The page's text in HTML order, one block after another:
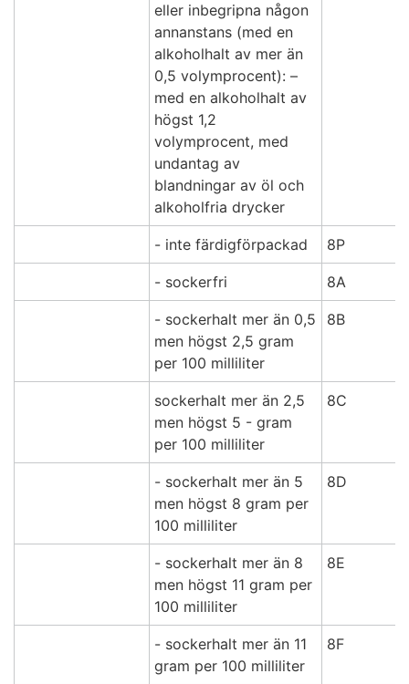
eller inbegripna någon
annanstans (med en
alkoholhalt av mer än
0,5 volymprocent): –
med en alkoholhalt av
högst 1,2
volymprocent, med
undantag av
blandningar av öl och
alkoholfria drycker
- inte färdigförpackad 8P
- sockerfri 8A
- sockerhalt mer än 0,5
men högst 2,5 gram
per 100 milliliter
8B
sockerhalt mer än 2,5
men högst 5 - gram
per 100 milliliter
8C
- sockerhalt mer än 5
men högst 8 gram per
100 milliliter
8D
- sockerhalt mer än 8
men högst 11 gram per
100 milliliter
8E
- sockerhalt mer än 11
gram per 100 milliliter
8F